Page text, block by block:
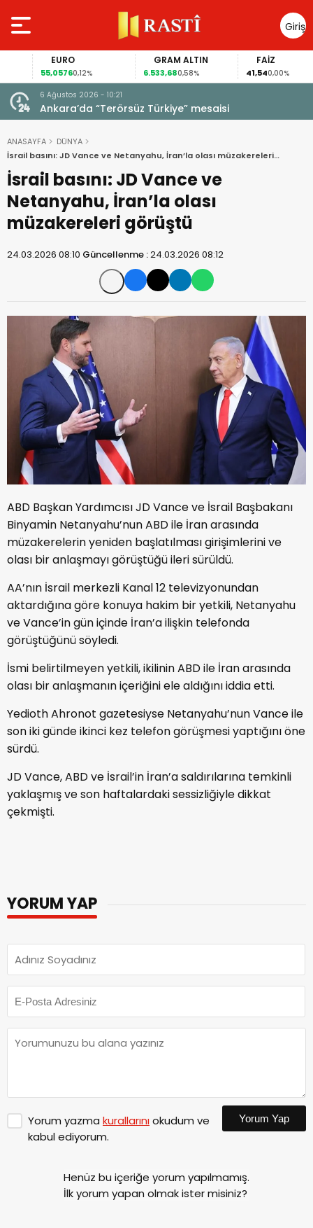
Giriş
Yap
EURO
55,05760,12%
GRAM ALTIN
6.533,680,58%
FAİZ
41,540,00%
6 Ağustos 2026 - 10:21
Ankara’da “Terörsüz Türkiye” mesaisi
ANASAYFA
DÜNYA
İsrail basını: JD Vance ve Netanyahu, İran’la olası müzakereleri
görüştü
İsrail basını: JD Vance ve
Netanyahu, İran’la olası
müzakereleri görüştü
24.03.2026 08:10 Güncellenme :24.03.2026 08:12
ABD Başkan Yardımcısı JD Vance ve İsrail Başbakanı
Binyamin Netanyahu’nun ABD ile İran arasında
müzakerelerin yeniden başlatılması girişimlerini ve
olası bir anlaşmayı görüştüğü ileri sürüldü.
AA’nın İsrail merkezli Kanal 12 televizyonundan
aktardığına göre konuya hakim bir yetkili, Netanyahu
ve Vance’in gün içinde İran’a ilişkin telefonda
görüştüğünü söyledi.
İsmi belirtilmeyen yetkili, ikilinin ABD ile İran arasında
olası bir anlaşmanın içeriğini ele aldığını iddia etti.
Yedioth Ahronot gazetesiyse Netanyahu’nun Vance ile
son iki günde ikinci kez telefon görüşmesi yaptığını öne
sürdü.
JD Vance, ABD ve İsrail’in İran’a saldırılarına temkinli
yaklaşmış ve son haftalardaki sessizliğiyle dikkat
çekmişti.
YORUM YAP
Yorum yazma kurallarınıokudum ve
kabul ediyorum.
Yorum Yap
Henüz bu içeriğe yorum yapılmamış.
İlk yorum yapan olmak ister misiniz?